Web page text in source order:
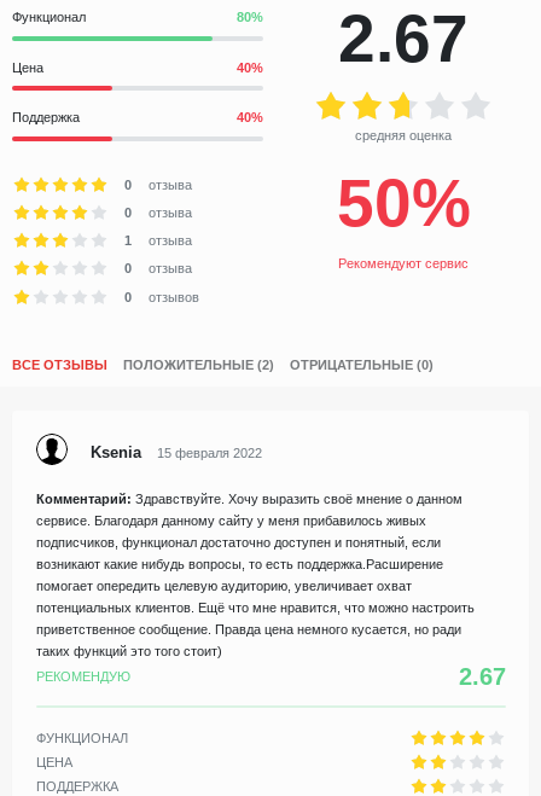
Функционал
Цена
Поддержка
2.67
средняя оценка
0
отзыва
0
отзыва
1
отзыва
0
отзыва
0
отзывов
50%
Рекомендуют сервис
ВСЕ ОТЗЫВЫ ПОЛОЖИТЕЛЬНЫЕ (2) ОТРИЦАТЕЛЬНЫЕ (0)
Ksenia 15 февраля 2022
Комментарий: Здравствуйте. Хочу выразить своё мнение о данном
сервисе. Благодаря данному сайту у меня прибавилось живых
подписчиков, функционал достаточно доступен и понятный, если
возникают какие нибудь вопросы, то есть поддержка.Расширение
помогает опередить целевую аудиторию, увеличивает охват
потенциальных клиентов. Ещё что мне нравится, что можно настроить
приветственное сообщение. Правда цена немного кусается, но ради
таких функций это того стоит)
РЕКОМЕНДУЮ
2.67
ФУНКЦИОНАЛ
ЦЕНА
ПОДДЕРЖКА